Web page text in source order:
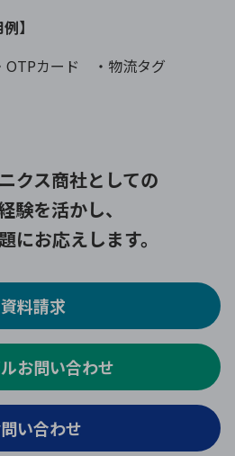
】
OTPカード ・物流タグ
クス商社としての
験を活かし、
にお応えします。
資料請求
お問い合わせ
い合わせ